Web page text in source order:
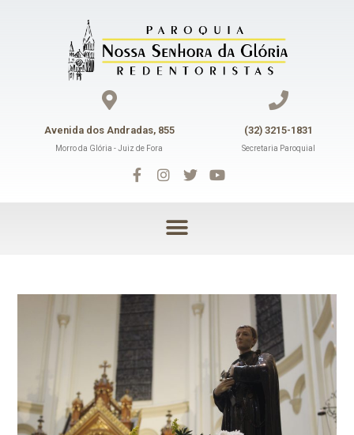
Avenida dos Andradas, 855
Morro da Glória - Juiz de Fora
(32) 3215-1831
Secretaria Paroquial